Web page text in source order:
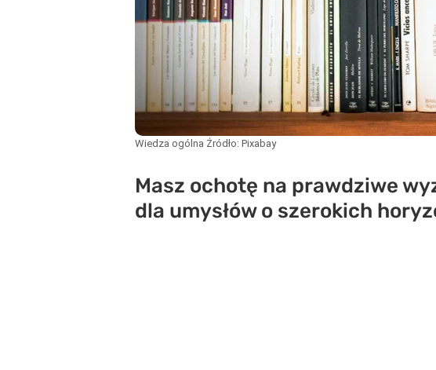
Wiedza ogólna Źródło: Pixabay
Masz ochotę na prawdziwe
dla umysłów o szerokich